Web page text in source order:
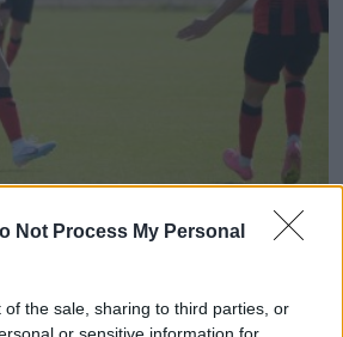
Not Process My Personal
of the sale, sharing to third parties, or
or sensitive information for
szuperligás